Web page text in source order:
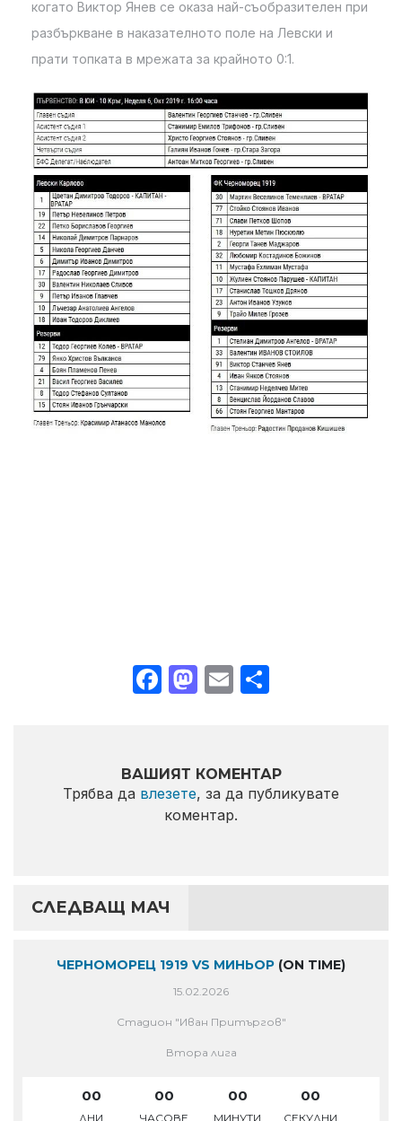
когато Виктор Янев се оказа най-съобразителен при
разбъркване в наказателното поле на Левски и
прати топката в мрежата за крайното 0:1.
Facebook
Mastodon
Email
ВАШИЯТ КОМЕНТАР
Трябва да влезете, за да публикувате
коментар.
СЛЕДВАЩ МАЧ
ЧЕРНОМОРЕЦ 1919 VS МИНЬОР (ON TIME)
15.02.2026
Стадион "Иван Притъргов"
Втора лига
00
ДНИ
00
ЧАСОВЕ
00
МИНУТИ
00
СЕКУДНИ